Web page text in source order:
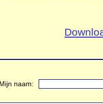
Mijn naam: